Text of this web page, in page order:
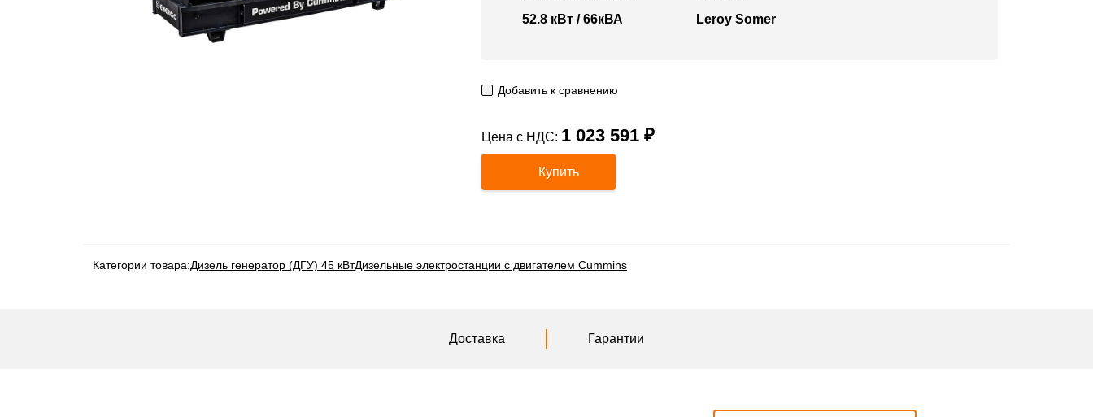
52.8 кВт / 66кВА Leroy Somer
Добавить к сравнению
Цена с НДС: 1 023 591 ₽
Купить
Категории товара:Дизель генератор (ДГУ) 45 кВтДизельные электростанции с двигателем Cummins
Доставка Гарантии